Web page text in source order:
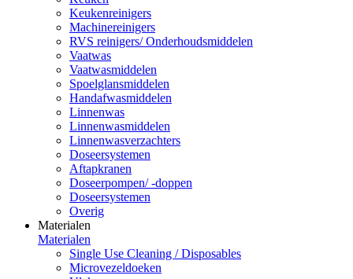
Keukenreinigers
Machinereinigers
RVS reinigers/ Onderhoudsmiddelen
Vaatwas
Vaatwasmiddelen
Spoelglansmiddelen
Handafwasmiddelen
Linnenwas
Linnenwasmiddelen
Linnenwasverzachters
Doseersystemen
Aftapkranen
Doseerpompen/ -doppen
Doseersystemen
Overig
Materialen
Materialen
Single Use Cleaning / Disposables
Microvezeldoeken